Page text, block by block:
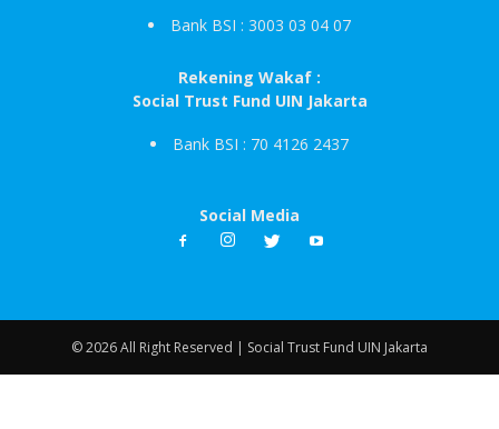
Bank BSI : 3003 03 04 07
Rekening Wakaf :
Social Trust Fund UIN Jakarta
Bank BSI : 70 4126 2437
Social Media
© 2026 All Right Reserved | Social Trust Fund UIN Jakarta